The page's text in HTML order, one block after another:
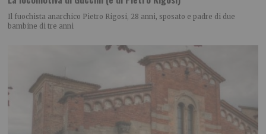
Il fuochista anarchico Pietro Rigosi, 28 anni, sposato e padre di due
bambine di tre anni